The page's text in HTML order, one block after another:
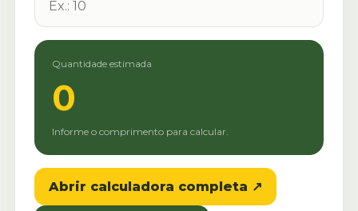
Quantidade estimada
0
Informe o comprimento para calcular.
Abrir calculadora completa ↗